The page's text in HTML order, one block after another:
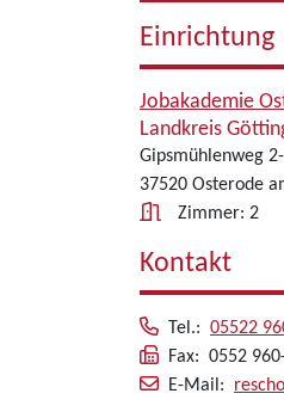
Einrichtung
Jobakademie
Landkreis
Gipsmühlenweg
37520 Osterode
Zimmer: 2
Kontakt
Tel.: 05522
Fax: 0552
E-Mail: